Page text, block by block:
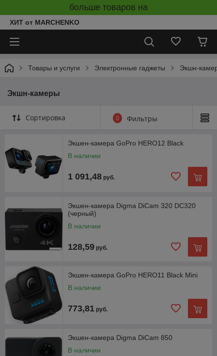
больше товаров на
ХИТ от MARCHENKO
Товары и услуги Электронные гаджеты Экшн-
Экшн-камеры
Сортировка 0 Фильтры
Экшен-камера GoPro HERO12 Black
В наличии
1 091,48 руб.
Экшен-камера Digma DiCam 320 DC320
(черный)
В наличии
128,59 руб.
Экшен-камера GoPro HERO11 Black Mini
В наличии
773,81 руб.
Экшен-камера Digma DiCam 850
В наличии